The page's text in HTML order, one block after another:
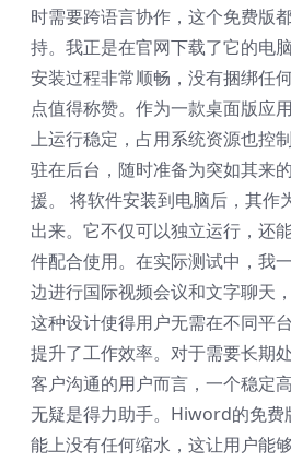
时需要跨语言协作，这个免费版
持。我正是在官网下载了它的电
安装过程非常顺畅，没有捆绑任
点值得称赞。作为一款桌面版应
上运行稳定，占用系统资源也控
驻在后台，随时准备为突如其来
援。 将软件安装到电脑后，其作
出来。它不仅可以独立运行，还
件配合使用。在实际测试中，我
边进行国际视频会议和文字聊天
这种设计使得用户无需在不同平
提升了工作效率。对于需要长期
客户沟通的用户而言，一个稳定
无疑是得力助手。Hiword的免费
能上没有任何缩水，这让用户能